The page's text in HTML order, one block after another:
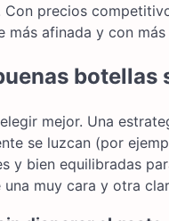
precios
más afinada y con
mejor. Una
se luzcan (por
y bien equilibradas
muy cara y otra